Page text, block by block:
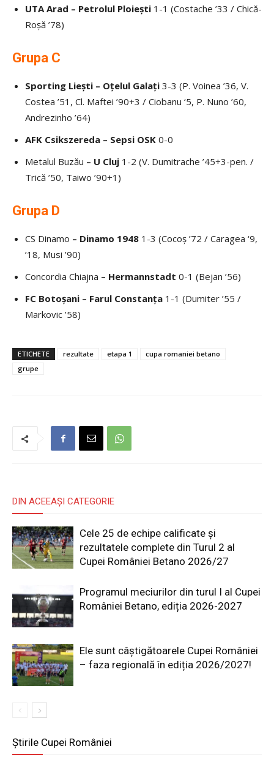
UTA Arad – Petrolul Ploiești 1-1 (Costache ’33 / Chică-
Roșă ’78)
Grupa C
Sporting Liești – Oțelul Galați 3-3 (P. Voinea ’36, V.
Costea ’51, Cl. Maftei ’90+3 / Ciobanu ‘5, P. Nuno ’60,
Andrezinho ’64)
AFK Csikszereda – Sepsi OSK 0-0
Metalul Buzău – U Cluj 1-2 (V. Dumitrache ’45+3-pen. /
Trică ’50, Taiwo ’90+1)
Grupa D
CS Dinamo – Dinamo 1948 1-3 (Cocoș ’72 / Caragea ‘9,
’18, Musi ’90)
Concordia Chiajna – Hermannstadt 0-1 (Bejan ’56)
FC Botoșani – Farul Constanța 1-1 (Dumiter ’55 /
Markovic ’58)
ETICHETE rezultate etapa 1
cupa romaniei betano
grupe
DIN ACEEAȘI CATEGORIE
Cele 25 de echipe calificate și
rezultatele complete din Turul 2 al
Cupei României Betano 2026/27
Programul meciurilor din turul I al Cupei
României Betano, ediția 2026-2027
Ele sunt câștigătoarele Cupei României
– faza regională în ediția 2026/2027!
Știrile Cupei României